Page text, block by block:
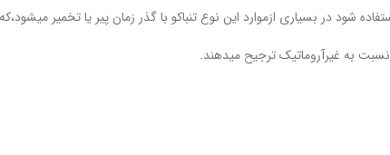
شود در بسیاری ازموارد این نوع تنباکو با گذر زمان پیر یا تخمیر
به غیرآروماتیک ترجیح میدهند.